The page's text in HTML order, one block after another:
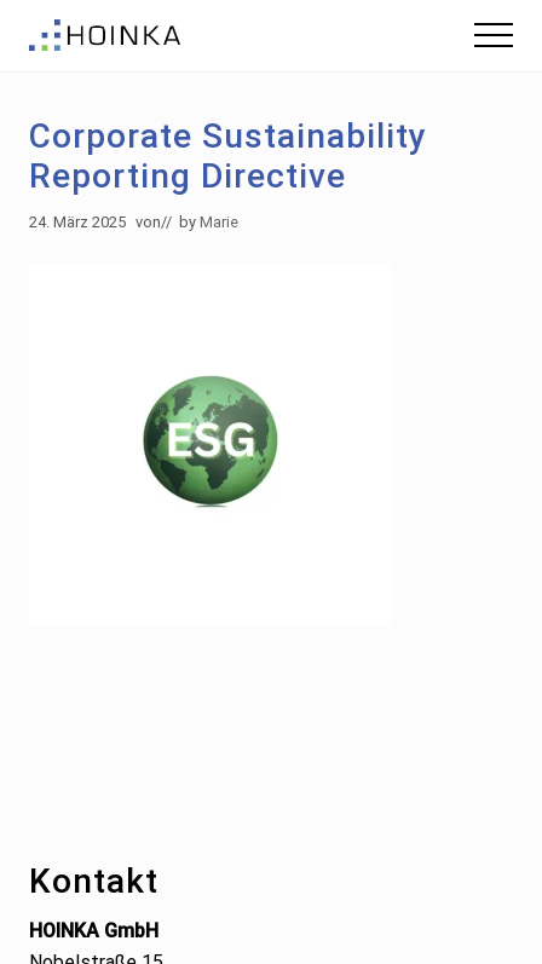
Fußzeile
Green
Building
Menu
Corporate Sustainability
Reporting Directive
24. März 2025 von// by Marie
Kontakt
HOINKA GmbH